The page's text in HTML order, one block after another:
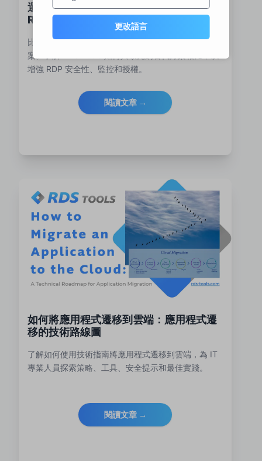
更改語言
選擇合適的安全遠端存取解決方案：針對
RDS 驅動環境的購買指南
比較 Microsoft RDS 環境的頂級安全遠端存取解決方
案。了解 RDS-Tools 如何與領先的替代方案相比，以
增強 RDP 安全性、監控和授權。
閱讀文章 →
如何將應用程式遷移到雲端：應用程式遷
移的技術路線圖
了解如何使用技術指南將應用程式遷移到雲端，為 IT
專業人員探索策略、工具、安全提示和最佳實踐。
閱讀文章 →